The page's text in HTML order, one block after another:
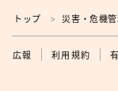
トップ ＞ 災害・危機
広報 利用規約